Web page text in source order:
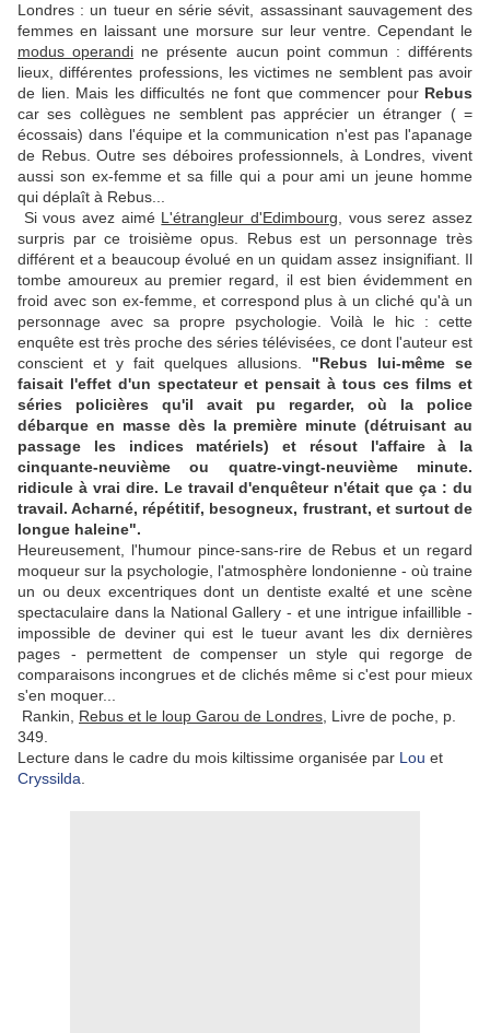
Londres : un tueur en série sévit, assassinant sauvagement des
femmes en laissant une morsure sur leur ventre. Cependant le
modus operandi ne présente aucun point commun : différents
lieux, différentes professions, les victimes ne semblent pas avoir
de lien. Mais les difficultés ne font que commencer pour Rebus
car ses collègues ne semblent pas apprécier un étranger ( =
écossais) dans l'équipe et la communication n'est pas l'apanage
de Rebus. Outre ses déboires professionnels, à Londres, vivent
aussi son ex-femme et sa fille qui a pour ami un jeune homme
qui déplaît à Rebus...
Si vous avez aimé L'étrangleur d'Edimbourg , vous serez assez
surpris par ce troisième opus. Rebus est un personnage très
différent et a beaucoup évolué en un quidam assez insignifiant. Il
tombe amoureux au premier regard, il est bien évidemment en
froid avec son ex-femme, et correspond plus à un cliché qu'à un
personnage avec sa propre psychologie. Voilà le hic : cette
enquête est très proche des séries télévisées, ce dont l'auteur est
conscient et y fait quelques allusions.
"Rebus lui-même se
faisait l'effet d'un spectateur et pensait à tous ces films et
séries policières qu'il avait pu regarder, où la police
débarque en masse dès la première minute (détruisant au
passage les indices matériels) et résout l'affaire à la
cinquante-neuvième ou quatre-vingt-neuvième minute.
ridicule à vrai dire. Le travail d'enquêteur n'était que ça : du
travail. Acharné, répétitif, besogneux, frustrant, et surtout de
longue haleine".
Heureusement, l'humour pince-sans-rire de Rebus et un regard
moqueur sur la psychologie, l'atmosphère londonienne - où traine
un ou deux excentriques dont un dentiste exalté et une scène
spectaculaire dans la National Gallery - et une intrigue infaillible -
impossible de deviner qui est le tueur avant les dix dernières
pages - permettent de compenser un style qui regorge de
comparaisons incongrues et de clichés même si c'est pour mieux
s'en moquer...
Rankin, Rebus et le loup Garou de Londres , Livre de poche, p.
349.
Lecture dans le cadre du mois kiltissime organisée par Lou et
Cryssilda